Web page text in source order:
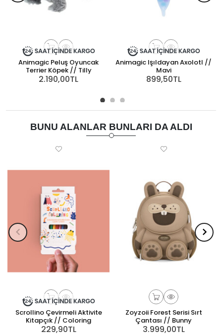
Animagic Peluş Oyuncak
Terrier Köpek // Tilly
2.190,00TL
Animagic Işıldayan Axolotl //
Mavi
899,50TL
BUNU ALANLAR BUNLARI DA ALDI
Scrollino Çevirmeli Aktivite
Kitapçık // Coloring
229,90TL
Zoyzoii Forest Serisi Sırt
Çantası // Bunny
3.999,00TL